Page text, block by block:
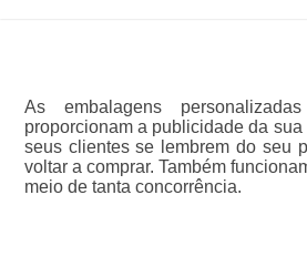
As embalagens
proporcionam a publicidade da sua
seus clientes se lembrem do seu
voltar a comprar. Também
meio de tanta concorrência.